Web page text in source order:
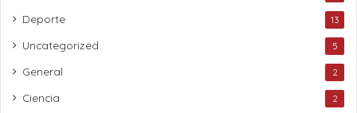
Deporte 13
Uncategorized 5
General 2
Ciencia 2